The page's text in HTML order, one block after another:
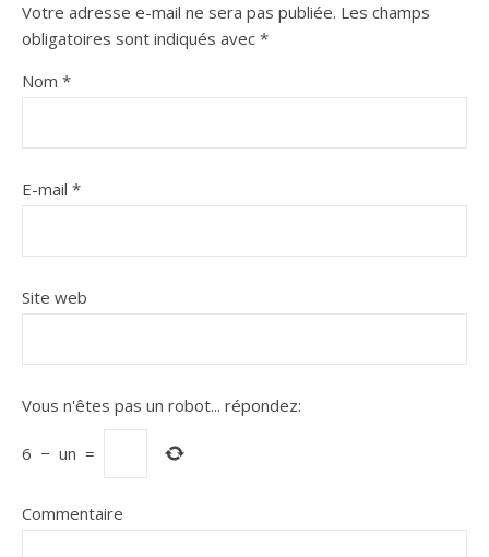
Votre adresse e-mail ne sera pas publiée. Les champs
obligatoires sont indiqués avec *
Nom *
E-mail *
Site web
Vous n'êtes pas un robot... répondez:
6 − un =
Commentaire